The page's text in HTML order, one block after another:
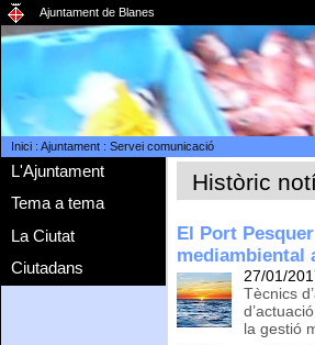
Ajuntament de Blanes
Inici: Ajuntament: Servei comunicació
L'Ajuntament
Tema a tema
La Ciutat
Ciutadans
Històric
El Port
mediambiental
27/01/
Tècnics
la gestió